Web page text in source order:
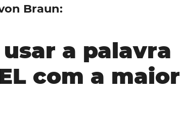
Braun:
a palavra
com a maior